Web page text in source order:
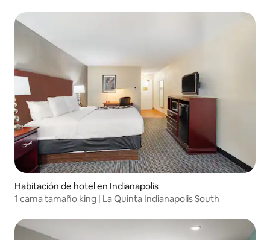
Habitación de hotel en Indianapolis
1 cama tamaño king | La Quinta Indianapolis South